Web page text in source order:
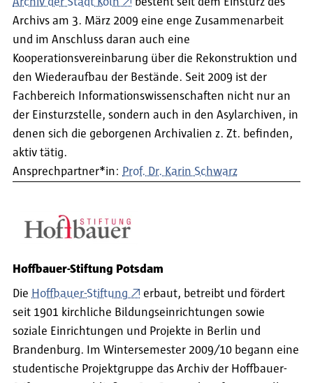
Archivs am 3. März 2009 eine enge Zusammenarbeit
und im Anschluss daran auch eine
Kooperationsvereinbarung über die Rekonstruktion und
den Wiederaufbau der Bestände. Seit 2009 ist der
Fachbereich Informationswissenschaften nicht nur an
der Einsturzstelle, sondern auch in den Asylarchiven, in
denen sich die geborgenen Archivalien z. Zt. befinden,
aktiv tätig.
Ansprechpartner*in: Prof. Dr. Karin Schwarz
Hoffbauer-Stiftung Potsdam
Die Hoffbauer-Stiftung
erbaut, betreibt und fördert
seit 1901 kirchliche Bildungseinrichtungen sowie
soziale Einrichtungen und Projekte in Berlin und
Brandenburg. Im Wintersemester 2009/10 begann eine
studentische Projektgruppe das Archiv der Hoffbauer-